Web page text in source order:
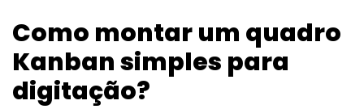
Como montar um quadro
Kanban simples para
digitação?